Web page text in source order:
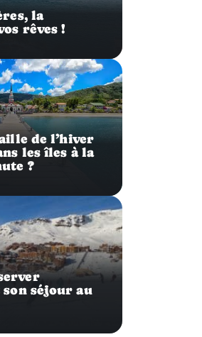
la
rêves !
de l’hiver
les îles à la
?
séjour au